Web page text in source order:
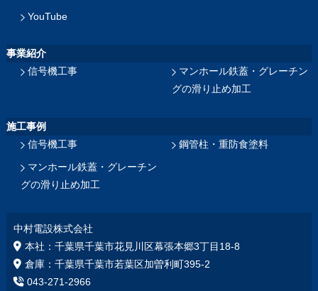
YouTube
事業紹介
信号機工事
マンホール鉄蓋・グレーチン
グの滑り止め加工
施工事例
信号機工事
鋼管柱・重防食塗料
マンホール鉄蓋・グレーチン
グの滑り止め加工
中村電設株式会社
本社：千葉県千葉市花見川区幕張本郷3丁目18‐8
倉庫：千葉県千葉市若葉区加曽利町395-2
043-271-2966